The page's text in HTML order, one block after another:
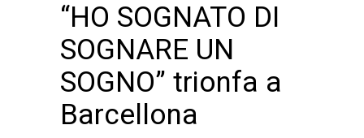
“HO SOGNATO DI
SOGNARE UN
SOGNO” trionfa a
Barcellona